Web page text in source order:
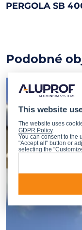
PERGOLA SB
Podobné
This website
The website uses
GDPR Policy.
You can consent to the
"Accept all" button or
selecting the